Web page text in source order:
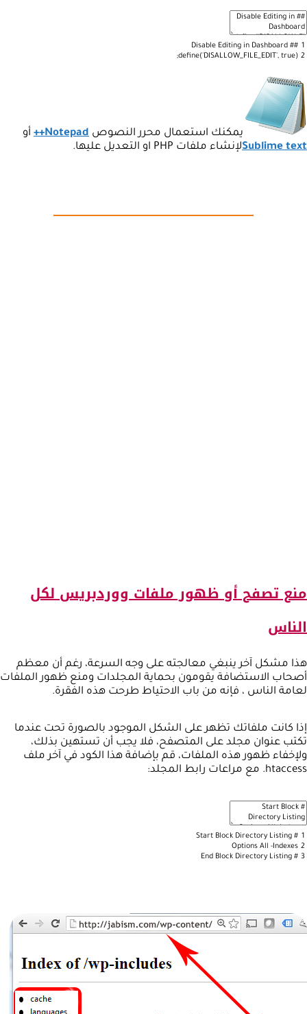
1
2
##
Disable Editing in Dashboard
define( 'DISALLOW_FILE_EDIT' , true)
;
يمكنك استعمال محرر النصوص Notepad++
أو
Sublime textلإنشاء ملفات PHP او التعديل عليها.
منع تصفح أو ظهور ملفات ووردبريس لكل
الناس
هذا مشكل آخر ينبغي معالجته على وجه السرعة، رغم أن معظم
أصحاب الاستضافة يقومون بحماية المجلدات ومنع ظهور الملفات
لعامة الناس ، فإنه من باب الاحتياط طرحت هذه الفقرة.
إذا كانت ملفاتك تظهر على الشكل الموجود بالصورة تحت عندما
تكتب عنوان مجلد على المتصفح، فلا يجب أن تستهين بذلك،
ولإخفاء ظهور هذه الملفات، قم بإضافة هذا الكود في آخر ملف
htaccess. مع مراعات رابط المجلد:
1
2
3
#
Start Block Directory Listing
Options All -Indexes
#
End Block Directory Listing